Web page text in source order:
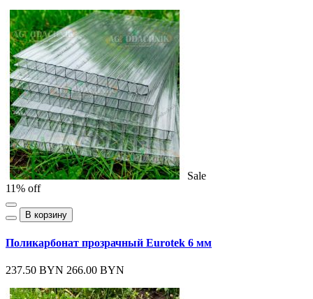
Sale
11% off
В корзину
Поликарбонат прозрачный Eurotek 6 мм
237.50 BYN 266.00 BYN